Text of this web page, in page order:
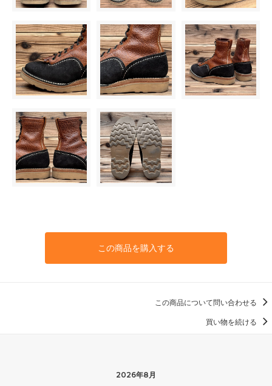
この商品を購入する
この商品について問い合わせる
買い物を続ける
2026年8月